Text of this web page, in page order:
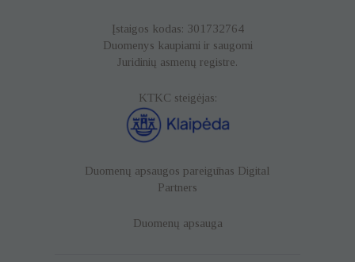
Įstaigos kodas: 301732764
Duomenys kaupiami ir saugomi
Juridinių asmenų registre.
KTKC steigėjas:
Duomenų apsaugos pareigūnas Digital
Partners
Duomenų apsauga